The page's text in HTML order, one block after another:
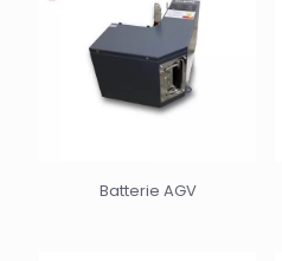
Batterie AGV